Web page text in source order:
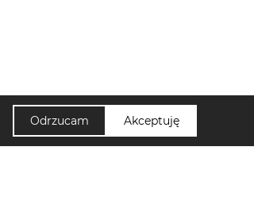
Odrzucam Akceptuję